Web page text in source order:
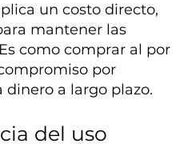
un costo directo,
mantener las
como comprar al por
por
a largo plazo.
del uso